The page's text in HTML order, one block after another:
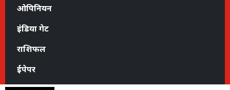
ओपिनियन
इंडिया गेट
राशिफल
ईपेपर